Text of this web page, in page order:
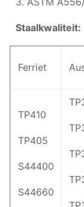
Staalkwaliteit:
Ferriet
TP410
TP405
S44400
S44660